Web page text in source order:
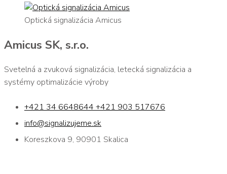
Optická signalizácia Amicus
Amicus SK, s.r.o.
Svetelná a zvuková signalizácia, letecká signalizácia a
systémy optimalizácie výroby
+421 34 6648644 +421 903 517676
info@signalizujeme.sk
Koreszkova 9, 90901 Skalica